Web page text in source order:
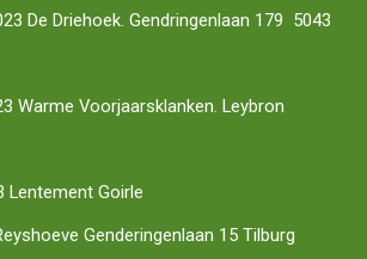
De Driehoek. Gendringenlaan 179 5043
Tilburg
Warme Voorjaarsklanken. Leybron
20 Riel
Lentement Goirle
Reyshoeve Genderingenlaan 15 Tilburg